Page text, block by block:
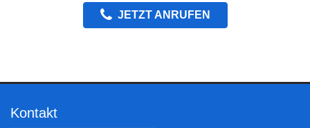
JETZT ANRUFEN
Kontakt